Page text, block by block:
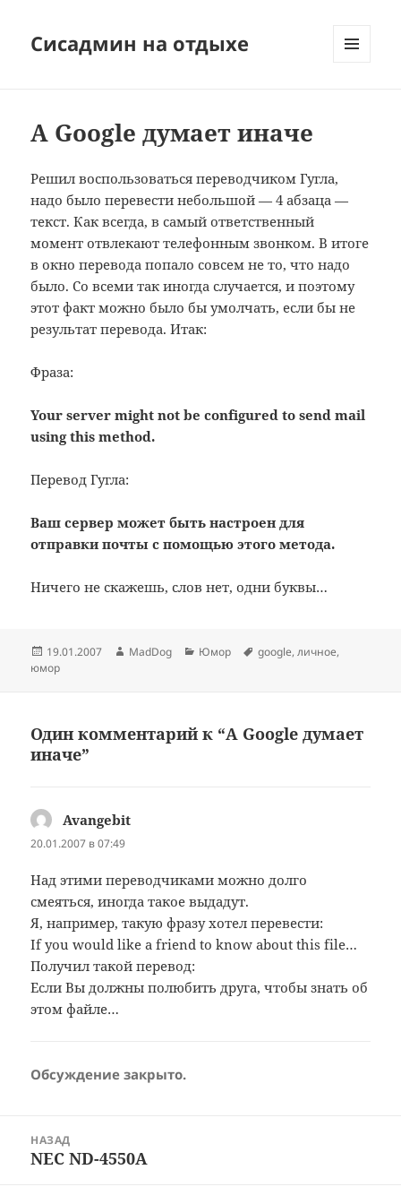
Сисадмин на отдыхе
А Google думает иначе
Решил воспользоваться переводчиком Гугла,
надо было перевести небольшой — 4 абзаца —
текст. Как всегда, в самый ответственный
момент отвлекают телефонным звонком. В итоге
в окно перевода попало совсем не то, что надо
было. Со всеми так иногда случается, и поэтому
этот факт можно было бы умолчать, если бы не
результат перевода. Итак:
Фраза:
Your server might not be configured to send mail
using this method.
Перевод Гугла:
Ваш сервер может быть настроен для
отправки почты с помощью этого метода.
Ничего не скажешь, слов нет, одни буквы…
Опубликовано
19.01.2007 Автор
MadDog Рубрики
Юмор Метки
google,личное,
юмор
Один комментарий к “А Google думает
иначе”
Avangebit
20.01.2007 в 07:49
Над этими переводчиками можно долго
смеяться, иногда такое выдадут.
Я, например, такую фразу хотел перевести:
If you would like a friend to know about this file…
Получил такой перевод:
Если Вы должны полюбить друга, чтобы знать об
этом файле…
Обсуждение закрыто.
записям
НАЗАД
Предыдущая
NEC ND-4550A